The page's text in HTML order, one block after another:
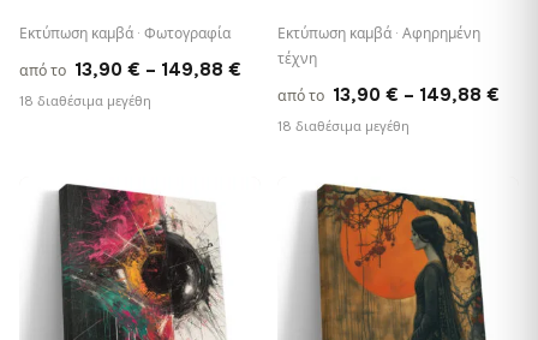
Εκτύπωση καμβά · Φωτογραφία
από το 13,90 € – 149,88 € Price
range:
13,90 €
149,88 €
18 διαθέσιμα μεγέθη
Εκτύπωση καμβά · Αφηρημένη
τέχνη
από το 13,90 € – 149,88 €
18 διαθέσιμα μεγέθη
♡ ♡